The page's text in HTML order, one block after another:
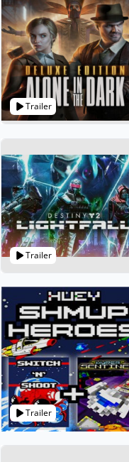
Trailer
Trailer
Trailer